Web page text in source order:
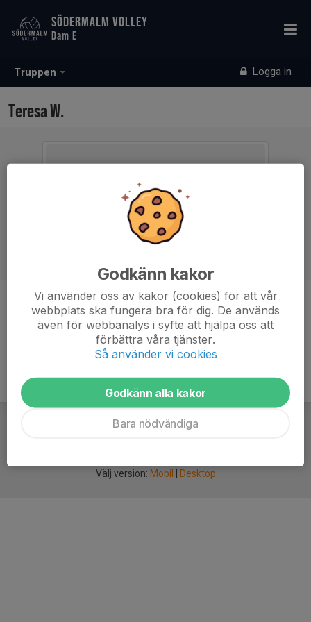
Truppen Logga in
SÖDERMALM VOLLEY
Dam E
Teresa W.
Ålder 15 år
Välj version: Mobil Desktop
Godkänn kakor
Vi använder oss av kakor (cookies) för att vår
webbplats ska fungera bra för dig. De används
även för webbanalys i syfte att hjälpa oss att
förbättra våra tjänster.
Så använder vi cookies
Godkänn alla kakor
Bara nödvändiga